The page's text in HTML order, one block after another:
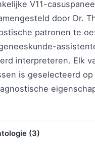
V11-
door Dr.
patronen te
interpreteren. Elk
is geselecteerd op
(3)